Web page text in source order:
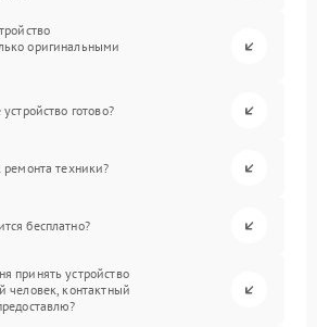
оригинальными
готово?
ремонта техники?
бесплатно?
принять устройство
человек, контактный